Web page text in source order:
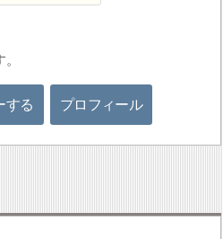
する プロフィール